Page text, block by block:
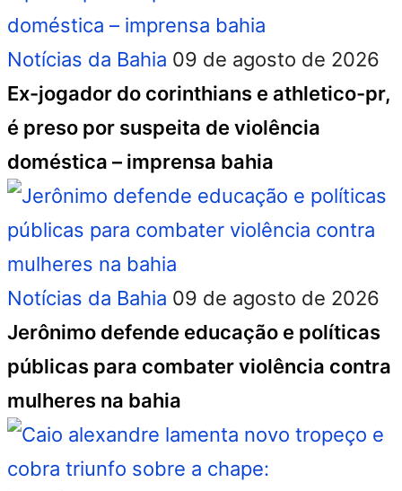
Notícias da Bahia 09 de agosto de 2026
Ex-jogador do corinthians e athletico-pr,
é preso por suspeita de violência
doméstica – imprensa bahia
Notícias da Bahia 09 de agosto de 2026
Jerônimo defende educação e políticas
públicas para combater violência contra
mulheres na bahia